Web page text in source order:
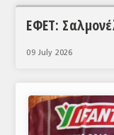
ΑΝΑΛΥΣΕΙΣ
ΚΟΣΜΟΣ
ΕΦΕΤ:
09 July 2026